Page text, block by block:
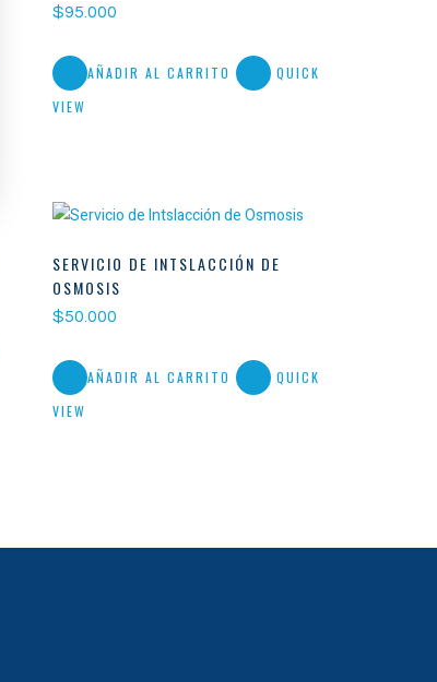
$95.000
AÑADIR AL CARRITO
QUICK
VIEW
SERVICIO DE INTSLACCIÓN DE
OSMOSIS
$50.000
AÑADIR AL CARRITO
QUICK
VIEW